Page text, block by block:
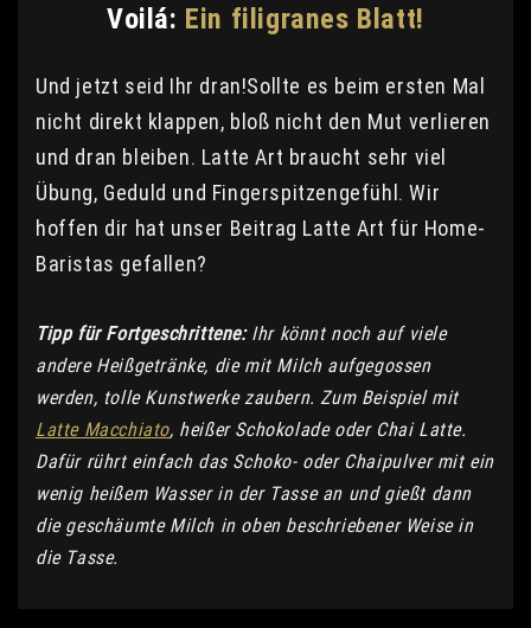
Voilá: Ein filigranes Blatt!
Und jetzt seid Ihr dran!Sollte es beim ersten Mal
nicht direkt klappen, bloß nicht den Mut verlieren
und dran bleiben. Latte Art braucht sehr viel
Übung, Geduld und Fingerspitzengefühl. Wir
hoffen dir hat unser Beitrag Latte Art für Home-
Baristas gefallen?
Tipp für Fortgeschrittene:Ihr könnt noch auf viele
andere Heißgetränke, die mit Milch aufgegossen
werden, tolle Kunstwerke zaubern. Zum Beispiel mit
Latte Macchiato, heißer Schokolade oder Chai Latte.
Dafür rührt einfach das Schoko- oder Chaipulver mit ein
wenig heißem Wasser in der Tasse an und gießt dann
die geschäumte Milch in oben beschriebener Weise in
die Tasse.